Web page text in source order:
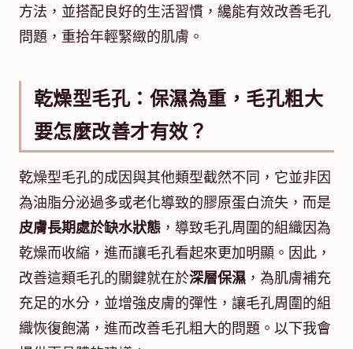
方法，並搭配良好的生活習慣，纔能有效改善毛孔
問題，重拾年輕緊緻的肌膚。
乾燥型毛孔：保濕為重，毛孔粗大
要怎麼改善才有效？
乾燥型毛孔的成因與其他類型截然不同，它並非因
為油脂分泌過多或老化導致的膠原蛋白流失，而是
皮膚長期處於缺水狀態 ，導致毛孔周圍的組織因為
乾燥而收縮，進而讓毛孔看起來更加明顯。因此，
改善這類毛孔的關鍵就在於深層保濕 ，為肌膚補充
充足的水分，並增強皮膚的彈性，讓毛孔周圍的組
織恢復飽滿，進而改善毛孔粗大的問題。以下我會